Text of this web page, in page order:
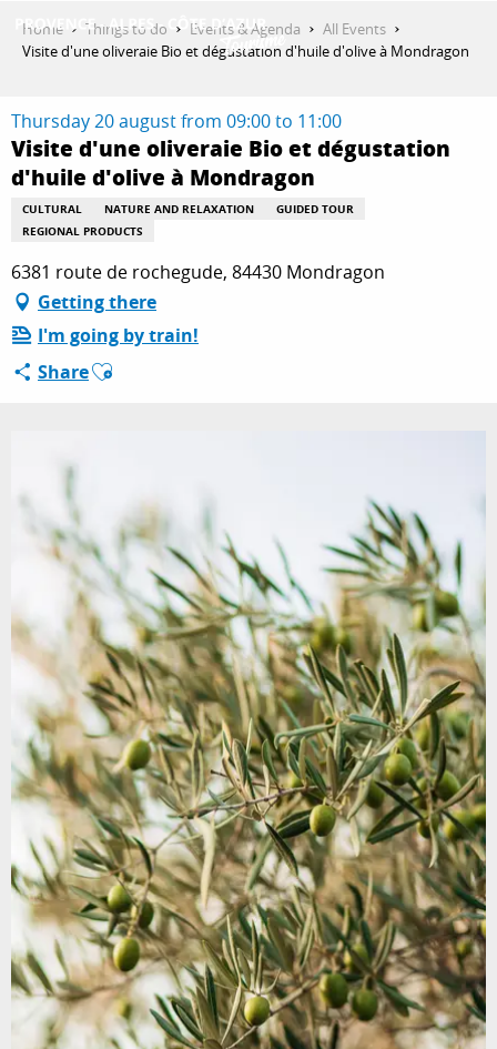
THINGS TO DO
PLAN YOUR STAY
ESPACE PRO
Home Things to do Events & Agenda
All Events
Visite d'une oliveraie Bio et dégustation d'huile d'olive à Mondragon
Thursday 20 august from 09:00 to 11:00
Visite d'une oliveraie Bio et dégustation
d'huile d'olive à Mondragon
CULTURAL NATURE AND RELAXATION
GUIDED TOUR
REGIONAL PRODUCTS
6381 route de rochegude, 84430 Mondragon
Getting there
I'm going by train!
ShareAjouter aux favoris